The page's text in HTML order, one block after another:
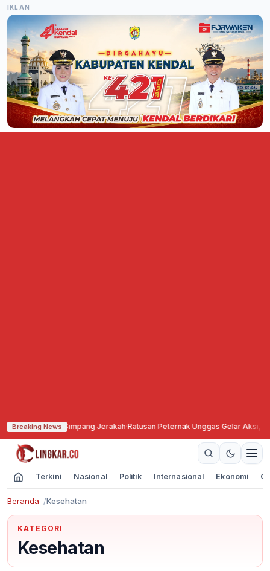
IKLAN
Breaking News
Simpang Jerakah·Ratusan Peternak Unggas Gelar Aksi, Pemkab Janji
Terkini Nasional Politik Internasional Ekonomi
Beranda Kesehatan
KATEGORI
Kesehatan